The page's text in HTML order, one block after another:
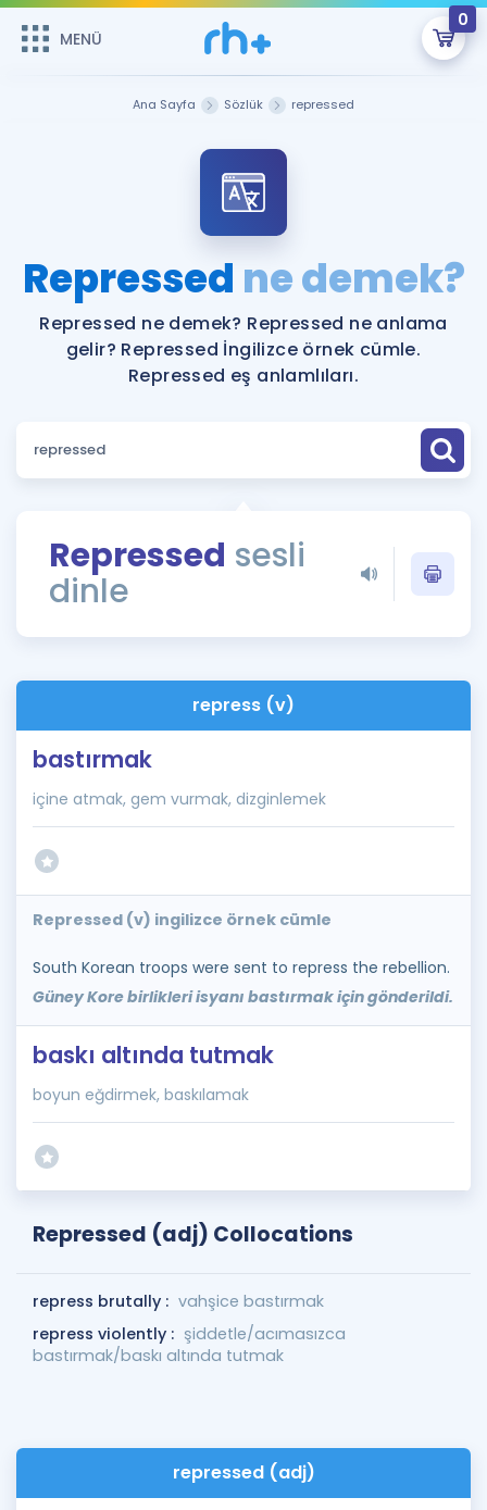
MENÜ
0
ÜYE DEĞİLİM
Sepetin Şu An Boş.
Remzi Hoca ile seni sınava hazırlayacak onlarca eğitim seni
bekliyor!
MENÜ
Katılımcı Görüşleri
Faydalı Araçlar
Sözlük
Rehberlik Aracı
ÖSYM Sınav Takvimi
İngilizce Gramer
Hakkımızda
Ana Sayfa Sözlük repressed
Repressed ne demek?
Repressed ne demek? Repressed ne anlama
gelir? Repressed İngilizce örnek cümle.
Repressed eş anlamlıları.
Repressed sesli
dinle
repress (v)
bastırmak
içine atmak, gem vurmak, dizginlemek
Repressed (v) ingilizce örnek cümle
South Korean troops were sent to repress the rebellion.
Güney Kore birlikleri isyanı bastırmak için gönderildi.
baskı altında tutmak
boyun eğdirmek, baskılamak
Repressed (adj) Collocations
repress brutally : vahşice bastırmak
repress violently : şiddetle/acımasızca
bastırmak/baskı altında tutmak
repressed (adj)